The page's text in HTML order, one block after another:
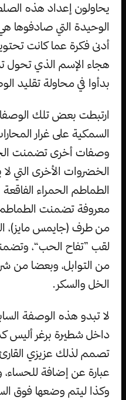
يحاولون إعداد هذه
الوحيدة التي صادفوها
أدنى فكرة عما كانت
هجاء الإسم الذي تحول
بدأوا في محاولة تقليد
ارتبطت بعض تلك
السمكية على غرار
وصفات أخرى تضمنت
الخضروات الأخرى التي
الطماطم الحمراء
من طرف (جايمس مايز)،
لقب ”تفاح الحب“،
من التوابل، وبعضا من
الخل والسكر.
لا تبدو هذه الوصفة
داخل شطيرة برغر أليس
تصمم لذلك عزيزي
عبارة عن إضافة
وكذا ليتم وضعها فوق